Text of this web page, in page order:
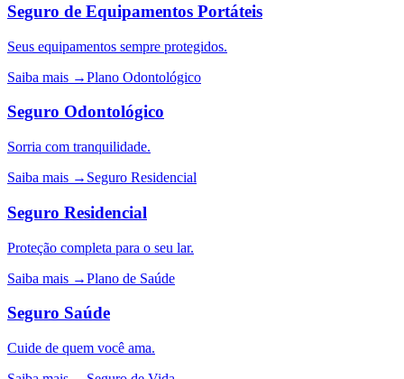
Seguro de Equipamentos Portáteis
Seus equipamentos sempre protegidos.
Saiba mais →Plano Odontológico
Seguro Odontológico
Sorria com tranquilidade.
Saiba mais → Seguro Residencial
Seguro Residencial
Proteção completa para o seu lar.
Saiba mais →Plano de Saúde
Seguro Saúde
Cuide de quem você ama.